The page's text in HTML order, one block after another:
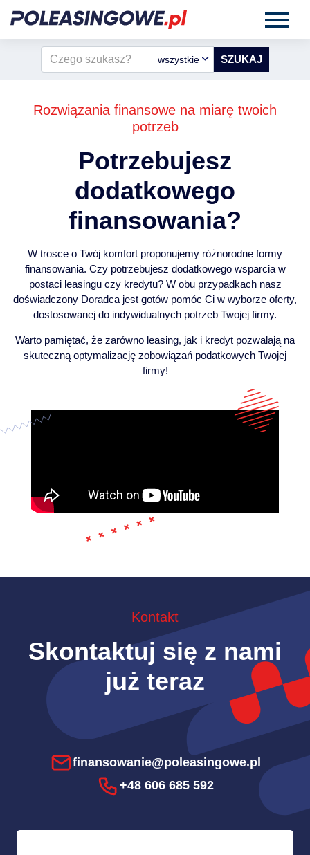
wszystkie
Rozwiązania finansowe na miarę twoich
potrzeb
Potrzebujesz
dodatkowego
finansowania?
W trosce o Twój komfort proponujemy różnorodne formy
finansowania. Czy potrzebujesz dodatkowego wsparcia w
postaci leasingu czy kredytu? W obu przypadkach nasz
doświadczony Doradca jest gotów pomóc Ci w wyborze oferty,
dostosowanej do indywidualnych potrzeb Twojej firmy.
Warto pamiętać, że zarówno leasing, jak i kredyt pozwalają na
skuteczną optymalizację zobowiązań podatkowych Twojej
firmy!
Kontakt
Skontaktuj się z nami
już teraz
finansowanie@poleasingowe.pl
+48 606 685 592